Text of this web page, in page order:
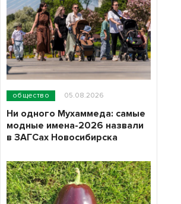
общество 05.08.2026
Ни одного Мухаммеда: самые
модные имена-2026 назвали
в ЗАГСах Новосибирска